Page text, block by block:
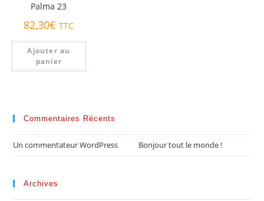
Palma 23
82,30€ TTC
Ajouter au
panier
Commentaires Récents
Un commentateur WordPress Bonjour tout le monde !
Archives